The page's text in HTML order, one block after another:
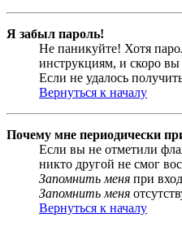
Я забыл пароль!
Не паникуйте! Хотя
инструкциям, и скоро
Если не удалось
Вернуться к началу
Почему мне периодически
Если вы не отметили
никто другой не смог
Запомнить меня при
Запомнить меня
Вернуться к началу